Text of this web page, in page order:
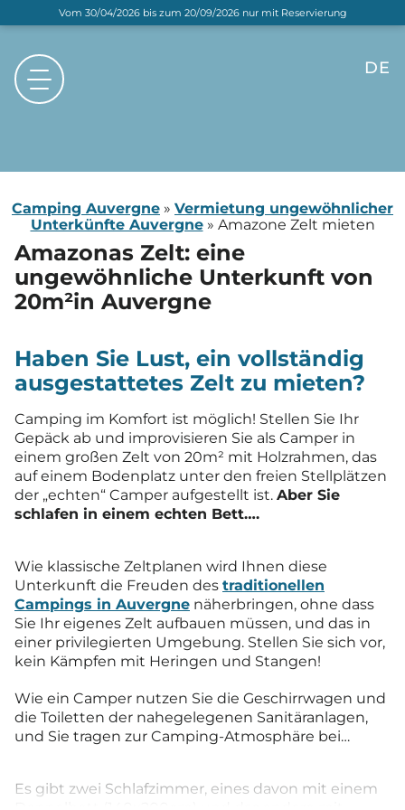
Vom 30/04/2026 bis zum 20/09/2026 nur mit Reservierung
NL
DE
Camping Auvergne » Vermietung ungewöhnlicher
Unterkünfte Auvergne» Amazone Zelt mieten
Amazonas Zelt: eine
ungewöhnliche Unterkunft von
20m²in Auvergne
Haben Sie Lust, ein vollständig
ausgestattetes Zelt zu mieten?
Camping im Komfort ist möglich! Stellen Sie Ihr
Gepäck ab und improvisieren Sie als Camper in
einem großen Zelt von 20m² mit Holzrahmen, das
auf einem Bodenplatz unter den freien Stellplätzen
der „echten“ Camper aufgestellt ist. Aber Sie
schlafen in einem echten Bett….
Wie klassische Zeltplanen wird Ihnen diese
Unterkunft die Freuden des traditionellen
Campings in Auvergne näherbringen, ohne dass
Sie Ihr eigenes Zelt aufbauen müssen, und das in
einer privilegierten Umgebung. Stellen Sie sich vor,
kein Kämpfen mit Heringen und Stangen!
Wie ein Camper nutzen Sie die Geschirrwagen und
die Toiletten der nahegelegenen Sanitäranlagen,
und Sie tragen zur Camping-Atmosphäre bei…
Es gibt zwei Schlafzimmer, eines davon mit einem